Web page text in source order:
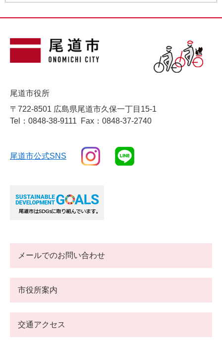
尾道市役所
〒722-8501 広島県尾道市久保一丁目15-1
Tel：0848-38-9111
Fax：0848-37-2740
尾道市公式SNS
メールでのお問い合わせ
市役所案内
交通アクセス